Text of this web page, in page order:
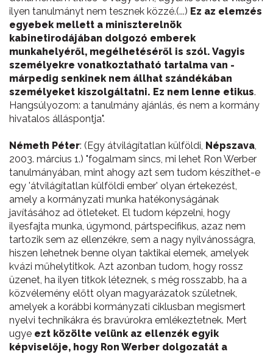
ilyen tanulmányt nem tesznek közzé.(...) Ez az elemzés
egyebek mellett a miniszterelnök
kabinetirodájában dolgozó emberek
munkahelyéről, megélhetéséről is szól. Vagyis
személyekre vonatkoztatható tartalma van -
márpedig senkinek nem állhat szándékában
személyeket kiszolgáltatni. Ez nem lenne etikus.
Hangsúlyozom: a tanulmány ajánlás, és nem a kormány
hivatalos álláspontja".
Németh Péter: (Egy átvilágítatlan külföldi, Népszava,
2003. március 1.) "fogalmam sincs, mi lehet Ron Werber
tanulmányában, mint ahogy azt sem tudom készíthet-e
egy 'átvilágítatlan külföldi ember' olyan értekezést,
amely a kormányzati munka hatékonyságának
javításához ad ötleteket. El tudom képzelni, hogy
ilyesfajta munka, úgymond, pártspecifikus, azaz nem
tartozik sem az ellenzékre, sem a nagy nyilvánosságra,
hiszen lehetnek benne olyan taktikai elemek, amelyek
kvázi műhelytitkok. Azt azonban tudom, hogy rossz
üzenet, ha ilyen titkok léteznek, s még rosszabb, ha a
közvélemény előtt olyan magyarázatok születnek,
amelyek a korábbi kormányzati ciklusban megismert
nyelvi technikákra és bravúrokra emlékeztetnek. Mert
ugye ezt közölte velünk az ellenzék egyik
képviselője, hogy Ron Werber dolgozatát a